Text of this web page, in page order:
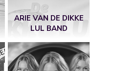
ARIE VAN DE DIKKE
LUL BAND